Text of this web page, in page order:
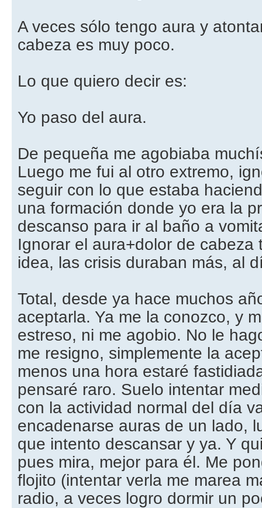
A veces sólo tengo aura y
cabeza es muy poco.
Lo que quiero decir es:
Yo paso del aura.
De pequeña me agobiaba
Luego me fui al otro extremo,
seguir con lo que estaba
una formación donde yo era la
descanso para ir al baño a
Ignorar el aura+dolor de cabeza
idea, las crisis duraban más, al
Total, desde ya hace muchos
aceptarla. Ya me la conozco, y
estreso, ni me agobio. No le
me resigno, simplemente la
menos una hora estaré
pensaré raro. Suelo intentar
con la actividad normal del día
encadenarse auras de un lado,
que intento descansar y ya. Y
pues mira, mejor para él. Me
flojito (intentar verla me marea
radio, a veces logro dormir un